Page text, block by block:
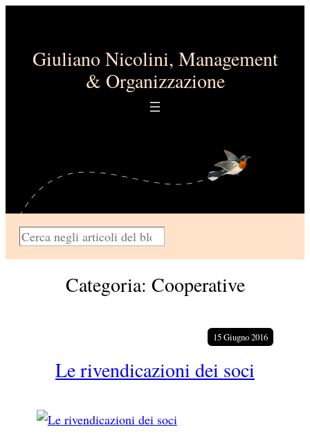
contenutoGiuliano Nicolini, Management
& Organizzazione
C
e
Categoria: Cooperative
15 Giugno 2016
Le rivendicazioni dei soci